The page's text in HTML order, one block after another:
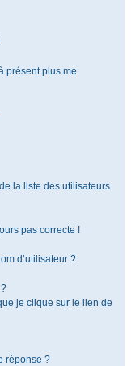
présent plus me
la liste des utilisateurs
pas correcte !
d’utilisateur ?
je clique sur le lien de
réponse ?